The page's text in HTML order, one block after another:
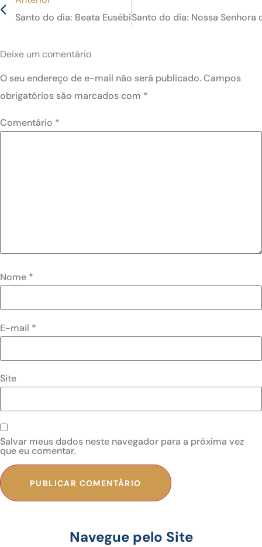
Santo do dia: Beata Eusébia Palomino Yenes, irmã
Santo do dia: Nossa
Deixe um comentário
O seu endereço de e-mail não será publicado.Campos
obrigatórios são marcados com *
Comentário *
Nome *
E-mail *
Site
Salvar meus dados neste navegador para a próxima vez
que eu comentar.
Navegue pelo Site